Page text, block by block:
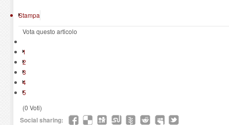
Stampa
Vota questo articolo
1
2
3
4
5
(0 Voti)
Social sharing: